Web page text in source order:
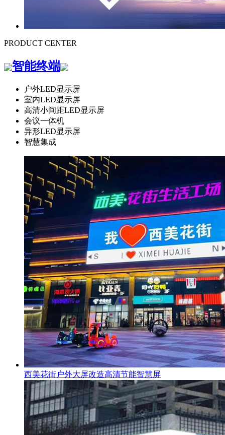
PRODUCT CENTER
智能终端
户外LED显示屏
室内LED显示屏
高清小间距LED显示屏
会议一体机
异形LED显示屏
智慧集成
西美花街户外大屏改造高清节能智慧屏